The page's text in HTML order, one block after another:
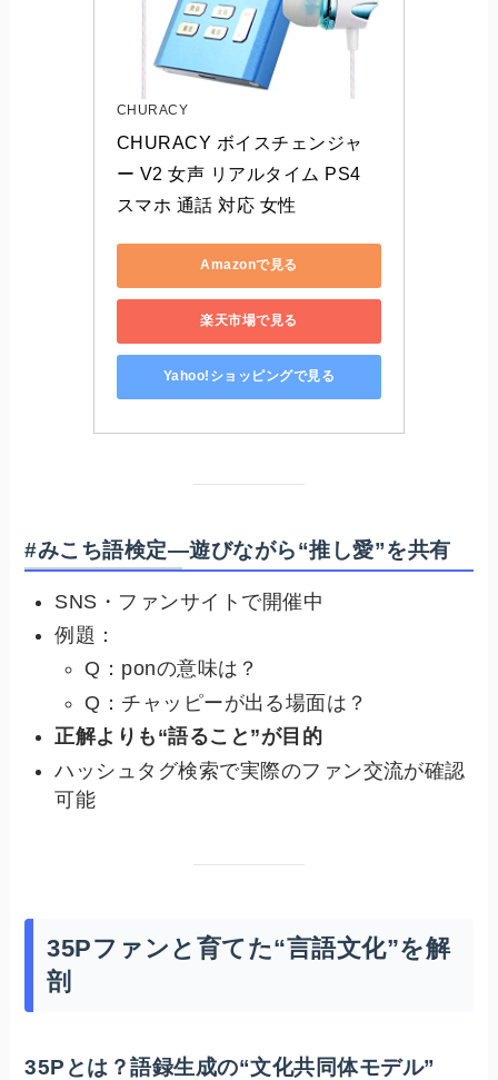
CHURACY
CHURACY ボイスチェンジャ
ー V2 女声 リアルタイム PS4
スマホ 通話 対応 女性
Amazonで見る
楽天市場で見る
Yahoo!ショッピングで見る
#みこち語検定—遊びながら“推し愛”を共有
SNS・ファンサイトで開催中
例題：
Q：ponの意味は？
Q：チャッピーが出る場面は？
正解よりも“語ること”が目的
ハッシュタグ検索で実際のファン交流が確認
可能
35Pファンと育てた“言語文化”を解
剖
35Pとは？語録生成の“文化共同体モデル”